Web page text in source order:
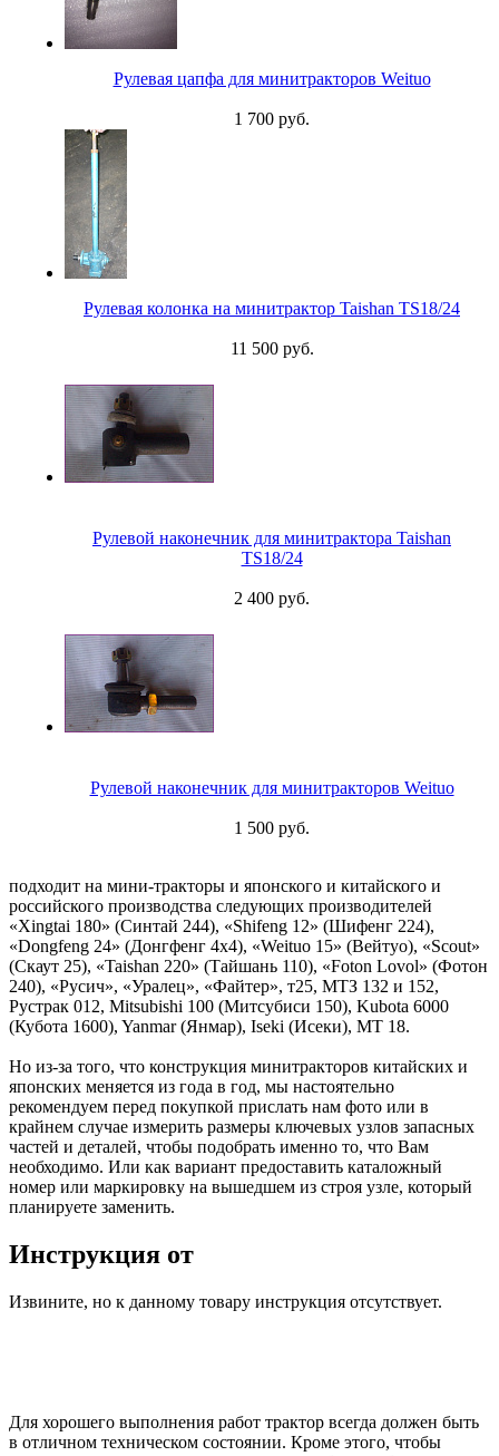
Рулевая цапфа для минитракторов Weituo
1 700 руб.
Рулевая колонка на минитрактор Taishan TS18/24
11 500 руб.
Рулевой наконечник для минитрактора Taishan
TS18/24
2 400 руб.
Рулевой наконечник для минитракторов Weituo
1 500 руб.
подходит на мини-тракторы и японского и китайского и
российского производства следующих производителей
«Xingtai 180» (Синтай 244), «Shifeng 12» (Шифенг 224),
«Dongfeng 24» (Донгфенг 4х4), «Weituo 15» (Вейтуо), «Scout»
(Скаут 25), «Taishan 220» (Тайшань 110), «Foton Lovol» (Фотон
240), «Русич», «Уралец», «Файтер», т25, МТЗ 132 и 152,
Рустрак 012, Mitsubishi 100 (Митсубиси 150), Kubota 6000
(Кубота 1600), Yanmar (Янмар), Iseki (Исеки), МТ 18.
Но из-за того, что конструкция минитракторов китайских и
японских меняется из года в год, мы настоятельно
рекомендуем перед покупкой прислать нам фото или в
крайнем случае измерить размеры ключевых узлов запасных
частей и деталей, чтобы подобрать именно то, что Вам
необходимо. Или как вариант предоставить каталожный
номер или маркировку на вышедшем из строя узле, который
планируете заменить.
Инструкция от
Извините, но к данному товару инструкция отсутствует.
Для хорошего выполнения работ трактор всегда должен быть
в отличном техническом состоянии. Кроме этого, чтобы